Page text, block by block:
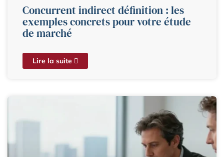
Concurrent indirect définition : les
exemples concrets pour votre étude
de marché
Lire la suite